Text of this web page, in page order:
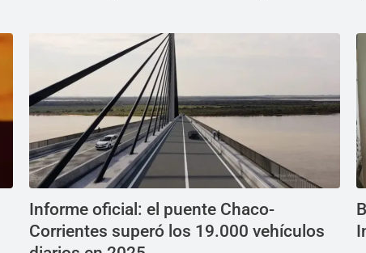
Informe oficial: el puente Chaco-
Corrientes superó los 19.000 vehículos